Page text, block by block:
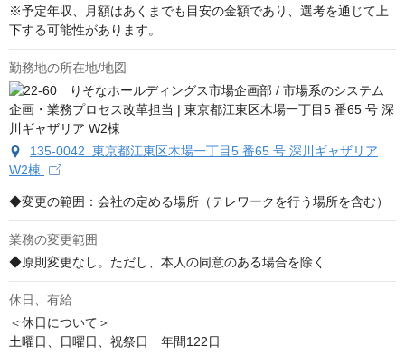
※予定年収、月額はあくまでも目安の金額であり、選考を通じて上
下する可能性があります。
勤務地の所在地/地図
135-0042 東京都江東区木場一丁目5 番65 号 深川ギャザリア
W2棟
◆変更の範囲：会社の定める場所（テレワークを行う場所を含む）
業務の変更範囲
◆原則変更なし。ただし、本人の同意のある場合を除く
休日、有給
＜休日について＞
土曜日、日曜日、祝祭日　年間122日